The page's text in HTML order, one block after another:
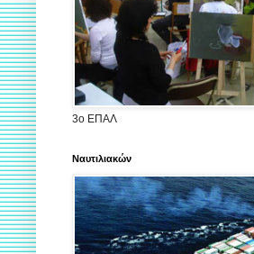
3ο ΕΠΑΛ
Ναυτιλιακών